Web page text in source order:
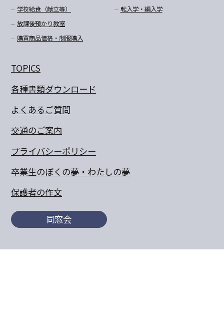
学校給食（献立等）
放課後預かり教室
購買商品価格・制服購入
転入学・編入学
TOPICS
各種書類ダウンロード
よくあるご質問
交通のご案内
プライバシーポリシー
卒業生のぼくの夢・わたしの夢
保護者の作文
同窓会